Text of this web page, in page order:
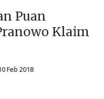
Puan
Klaim
Feb 2018